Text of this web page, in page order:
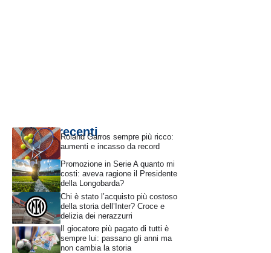
Articoli recentiRoland Garros sempre più ricco:
aumenti e incasso da record
Promozione in Serie A quanto mi
costi: aveva ragione il Presidente
della Longobarda?
Chi è stato l’acquisto più costoso
della storia dell’Inter? Croce e
delizia dei nerazzurri
Il giocatore più pagato di tutti è
sempre lui: passano gli anni ma
non cambia la storia